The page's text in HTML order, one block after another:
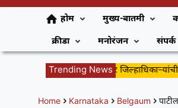
होम मुख्य-बातमी
क्रीडा
मनोरंजन संपर्क
Trending News
दहावी परीक्षेच्या पार्श्वभूमीवर जिल्हाधिकाऱ्यांची
Home Karnataka Belgaum